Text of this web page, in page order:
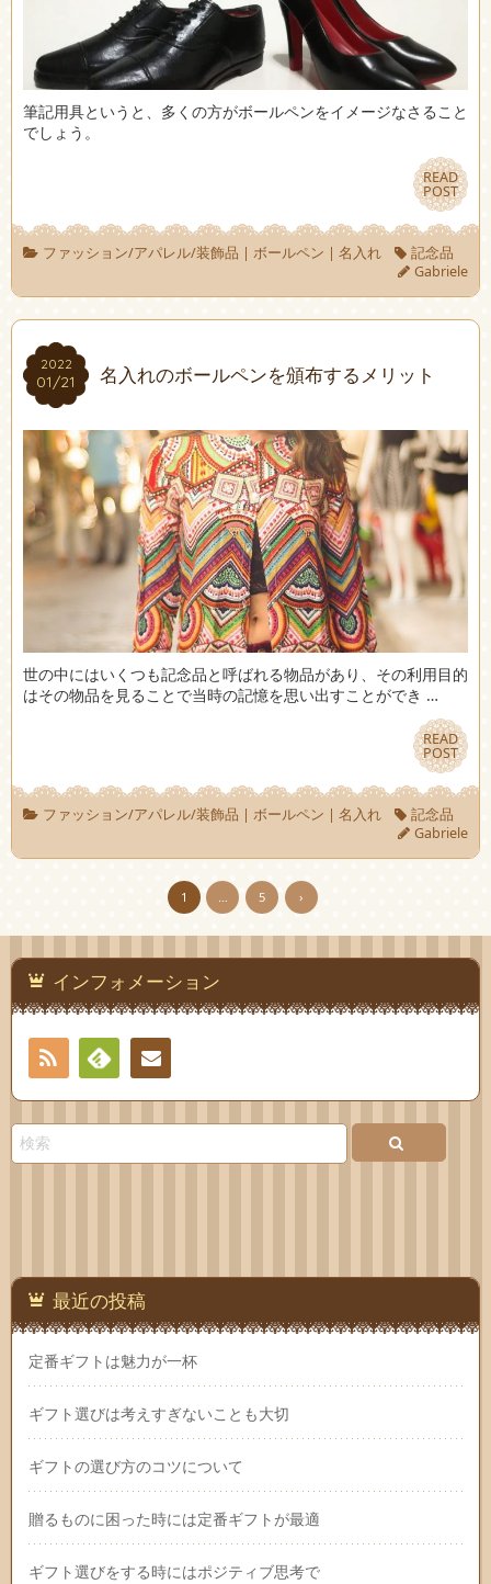
筆記用具というと、多くの方がボールペンをイメージなさること
でしょう。
READ
POST
READ
POST
ファッション/アパレル/装飾品 | ボールペン | 名入れ
記念品
Gabriele
2022
01/21
2022
01/21 名入れのボールペンを頒布するメリット
世の中にはいくつも記念品と呼ばれる物品があり、その利用目的
はその物品を見ることで当時の記憶を思い出すことができ …
READ
POST
READ
POST
ファッション/アパレル/装飾品 | ボールペン | 名入れ
記念品
Gabriele
1 … 5 ›
インフォメーション
RSS
Feedly連絡
最近の投稿
定番ギフトは魅力が一杯
ギフト選びは考えすぎないことも大切
ギフトの選び方のコツについて
贈るものに困った時には定番ギフトが最適
ギフト選びをする時にはポジティブ思考で